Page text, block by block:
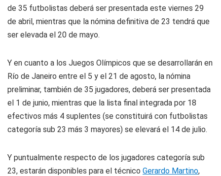
de 35 futbolistas deberá ser presentada este viernes 29
de abril, mientras que la nómina definitiva de 23 tendrá que
ser elevada el 20 de mayo.
Y en cuanto a los Juegos Olímpicos que se desarrollarán en
Río de Janeiro entre el 5 y el 21 de agosto, la nómina
preliminar, también de 35 jugadores, deberá ser presentada
el 1 de junio, mientras que la lista final integrada por 18
efectivos más 4 suplentes (se constituirá con futbolistas
categoría sub 23 más 3 mayores) se elevará el 14 de julio.
Y puntualmente respecto de los jugadores categoría sub
23, estarán disponibles para el técnico Gerardo Martino,